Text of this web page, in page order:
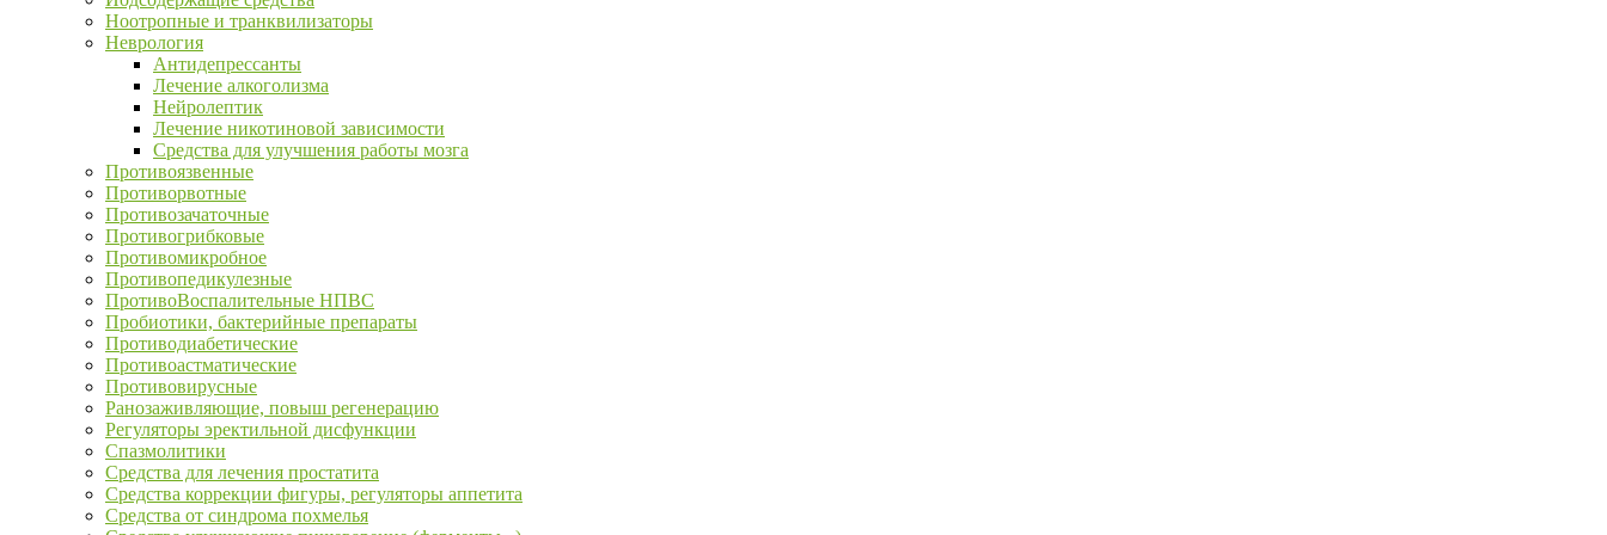
Ноотропные и транквилизаторы
Неврология
Антидепрессанты
Лечение алкоголизма
Нейролептик
Лечение никотиновой зависимости
Средства для улучшения работы мозга
Противоязвенные
Противорвотные
Противозачаточные
Противогрибковые
Противомикробное
Противопедикулезные
ПротивоВоспалительные НПВС
Пробиотики, бактерийные препараты
Противодиабетические
Противоастматические
Противовирусные
Ранозаживляющие, повыш регенерацию
Регуляторы эректильной дисфункции
Спазмолитики
Средства для лечения простатита
Средства коррекции фигуры, регуляторы аппетита
Средства от синдрома похмелья